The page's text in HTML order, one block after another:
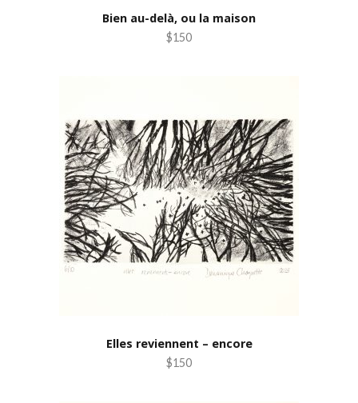
Bien au-delà, ou la maison
$150
Elles reviennent – encore
$150